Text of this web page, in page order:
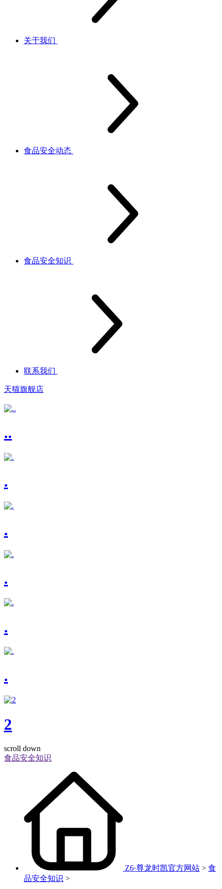
关于我们
食品安全动态
食品安全知识
联系我们
天猫旗舰店
..
.
.
.
.
.
2
scroll down
食品安全知识
Z6·尊龙时凯官方网站 > 食
品安全知识 >